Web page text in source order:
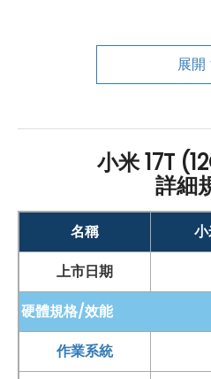
帶來穩定流暢的操作感受。搭
可協助手機在長時間使用或高
放大量照片、影片、應用程式
Android16
藍牙6.0、
等連線功
與行動支付都更便利。續航部
池，可滿足長時間外出與日常
HyperCharge 有線
向充電功能，也能為其他裝置
展開
小米 17T
詳細
名稱
上市日期
硬體規格/效能
作業系統